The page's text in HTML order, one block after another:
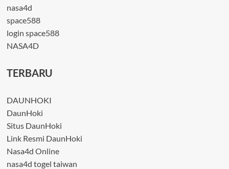
nasa4d
space588
login space588
NASA4D
TERBARU
DAUNHOKI
DaunHoki
Situs DaunHoki
Link Resmi DaunHoki
Nasa4d Online
nasa4d togel taiwan